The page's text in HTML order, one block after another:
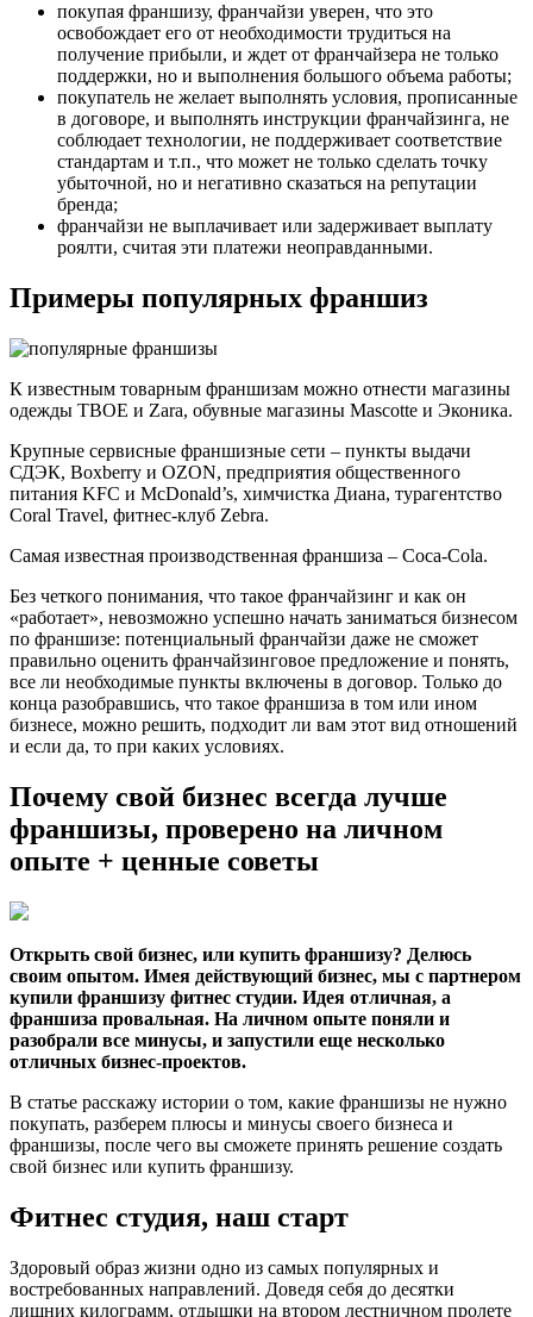
покупая франшизу, франчайзи уверен, что это
освобождает его от необходимости трудиться на
получение прибыли, и ждет от франчайзера не только
поддержки, но и выполнения большого объема работы;
покупатель не желает выполнять условия, прописанные
в договоре, и выполнять инструкции франчайзинга, не
соблюдает технологии, не поддерживает соответствие
стандартам и т.п., что может не только сделать точку
убыточной, но и негативно сказаться на репутации
бренда;
франчайзи не выплачивает или задерживает выплату
роялти, считая эти платежи неоправданными.
Примеры популярных франшиз
К известным товарным франшизам можно отнести магазины
одежды ТВОЕ и Zara, обувные магазины Mascotte и Эконика.
Крупные сервисные франшизные сети – пункты выдачи
СДЭК, Boxberry и OZON, предприятия общественного
питания KFC и McDonald’s, химчистка Диана, турагентство
Coral Travel, фитнес-клуб Zebra.
Самая известная производственная франшиза – Coca-Cola.
Без четкого понимания, что такое франчайзинг и как он
«работает», невозможно успешно начать заниматься бизнесом
по франшизе: потенциальный франчайзи даже не сможет
правильно оценить франчайзинговое предложение и понять,
все ли необходимые пункты включены в договор. Только до
конца разобравшись, что такое франшиза в том или ином
бизнесе, можно решить, подходит ли вам этот вид отношений
и если да, то при каких условиях.
Почему свой бизнес всегда лучше
франшизы, проверено на личном
опыте + ценные советы
Открыть свой бизнес, или купить франшизу? Делюсь
своим опытом. Имея действующий бизнес, мы с партнером
купили франшизу фитнес студии. Идея отличная, а
франшиза провальная. На личном опыте поняли и
разобрали все минусы, и запустили еще несколько
отличных бизнес-проектов.
В статье расскажу истории о том, какие франшизы не нужно
покупать, разберем плюсы и минусы своего бизнеса и
франшизы, после чего вы сможете принять решение создать
свой бизнес или купить франшизу.
Фитнес студия, наш старт
Здоровый образ жизни одно из самых популярных и
востребованных направлений. Доведя себя до десятки
лишних килограмм, отдышки на втором лестничном пролете